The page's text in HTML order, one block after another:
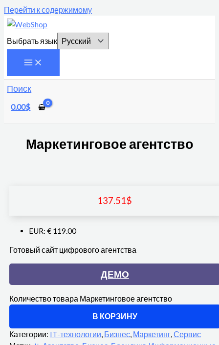
Перейти к содержимому
Выбрать язык
Поиск
0.00$
Маркетинговое агентство
137.51$
EUR: € 119.00
Готовый сайт цифрового агентства
ДЕМО
Количество товара Маркетинговое агентство
В КОРЗИНУ
Категории: IT-технологии, Бизнес, Маркетинг,Сервис